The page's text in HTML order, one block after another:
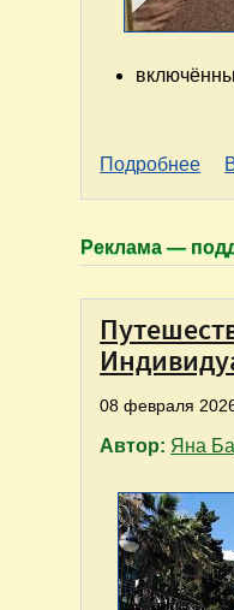
Подробнее о
Реклама —
08 февраля
Автор: Яна